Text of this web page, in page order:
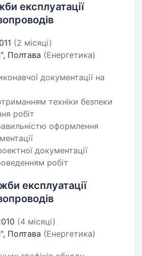
експлуатації
(2 місяці)
Полтава (Енергетика)
документації на
техніки безпеки
робіт
оформлення
документації
робіт
експлуатації
(4 місяці)
Полтава (Енергетика)